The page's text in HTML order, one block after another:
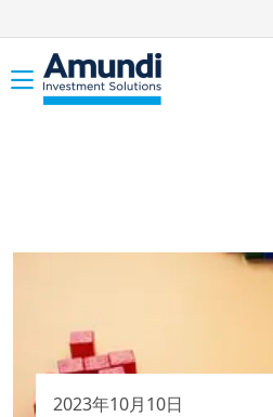
Toggle navigation
2023年10月10日